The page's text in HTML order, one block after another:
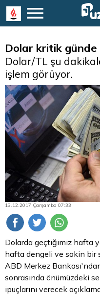
Dolar kritik
Dolar/TL şu
işlem görüyor.
13.12.2017 Çarşamba 07:33
Dolarda geçtiğimiz hafta
hafta dengeli ve sakin bir
ABD Merkez
sonrasında önümüzdeki
ipuçlarını verecek